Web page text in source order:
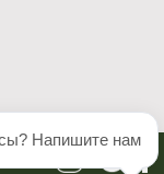
Напишите нам